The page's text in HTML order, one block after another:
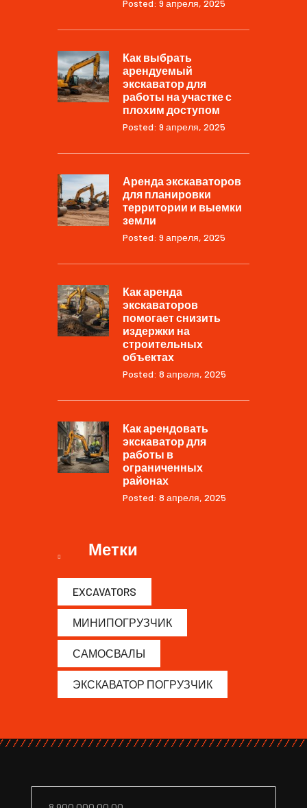
Posted: 9 апреля, 2025
Как выбрать
арендуемый
экскаватор для
работы на участке с
плохим доступом
Posted: 9 апреля, 2025
Аренда экскаваторов
для планировки
территории и выемки
земли
Posted: 9 апреля, 2025
Как аренда
экскаваторов
помогает снизить
издержки на
строительных
объектах
Posted: 8 апреля, 2025
Как арендовать
экскаватор для
работы в
ограниченных
районах
Posted: 8 апреля, 2025
Метки
EXCAVATORS
МИНИПОГРУЗЧИК
САМОСВАЛЫ
ЭКСКАВАТОР ПОГРУЗЧИК